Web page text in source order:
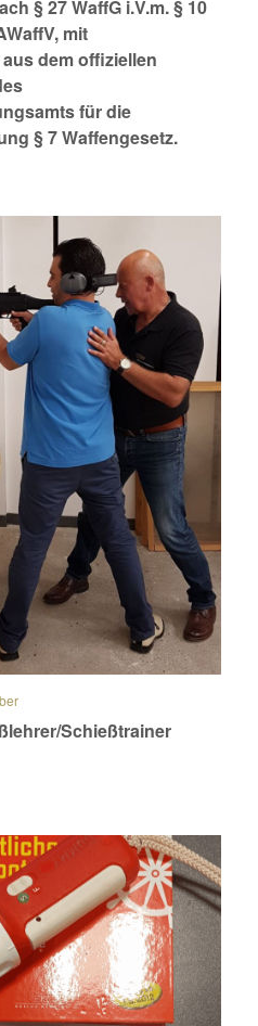
§ 27 WaffG i.V.m. § 10
mit
dem offiziellen
für die
§ 7 Waffengesetz.
Schießtrainer